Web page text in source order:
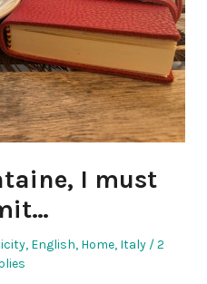
I must
, English, Home, Italy
2